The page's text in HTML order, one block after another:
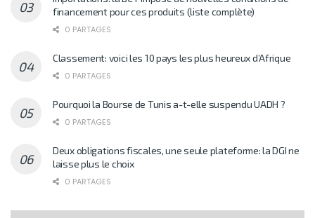
financement pour ces produits (liste complète)
0 PARTAGES
Classement: voici les 10 pays les plus heureux d’Afrique
0 PARTAGES
Pourquoi la Bourse de Tunis a-t-elle suspendu UADH ?
0 PARTAGES
Deux obligations fiscales, une seule plateforme: la DGI ne
laisse plus le choix
0 PARTAGES